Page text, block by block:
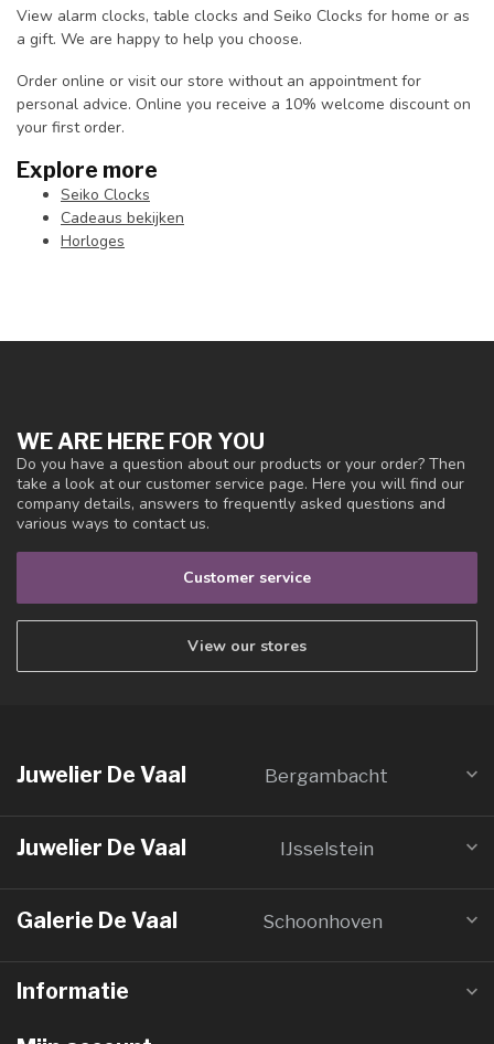
View alarm clocks, table clocks and Seiko Clocks for home or as
a gift. We are happy to help you choose.
Order online or visit our store without an appointment for
personal advice. Online you receive a 10% welcome discount on
your first order.
Explore more
Seiko Clocks
Cadeaus bekijken
Horloges
WE ARE HERE FOR YOU
Do you have a question about our products or your order? Then
take a look at our customer service page. Here you will find our
company details, answers to frequently asked questions and
various ways to contact us.
Customer service
View our stores
Juwelier De Vaal Bergambacht
Juwelier De Vaal IJsselstein
Galerie De Vaal Schoonhoven
Informatie